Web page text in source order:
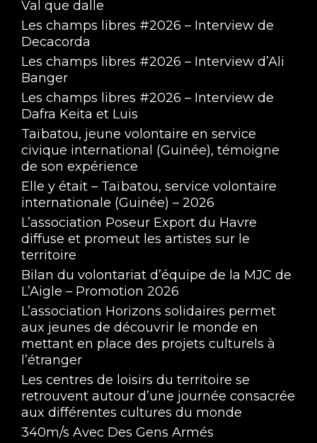
Val que dalle
Les champs libres #2026 – Interview de
Decacorda
Les champs libres #2026 – Interview d’Ali
Banger
Les champs libres #2026 – Interview de
Dafra Keita et Luis
Taïbatou, jeune volontaire en service
civique international (Guinée), témoigne
de son expérience
Elle y était – Taïbatou, service volontaire
internationale (Guinée) – 2026
L’association Poseur Export du Havre
diffuse et promeut les artistes sur le
territoire
Bilan du volontariat d’équipe de la MJC de
L’Aigle – Promotion 2026
L’association Horizons solidaires permet
aux jeunes de découvrir le monde en
mettant en place des projets culturels à
l’étranger
Les centres de loisirs du territoire se
retrouvent autour d’une journée consacrée
aux différentes cultures du monde
340m/s Avec Des Gens Armés